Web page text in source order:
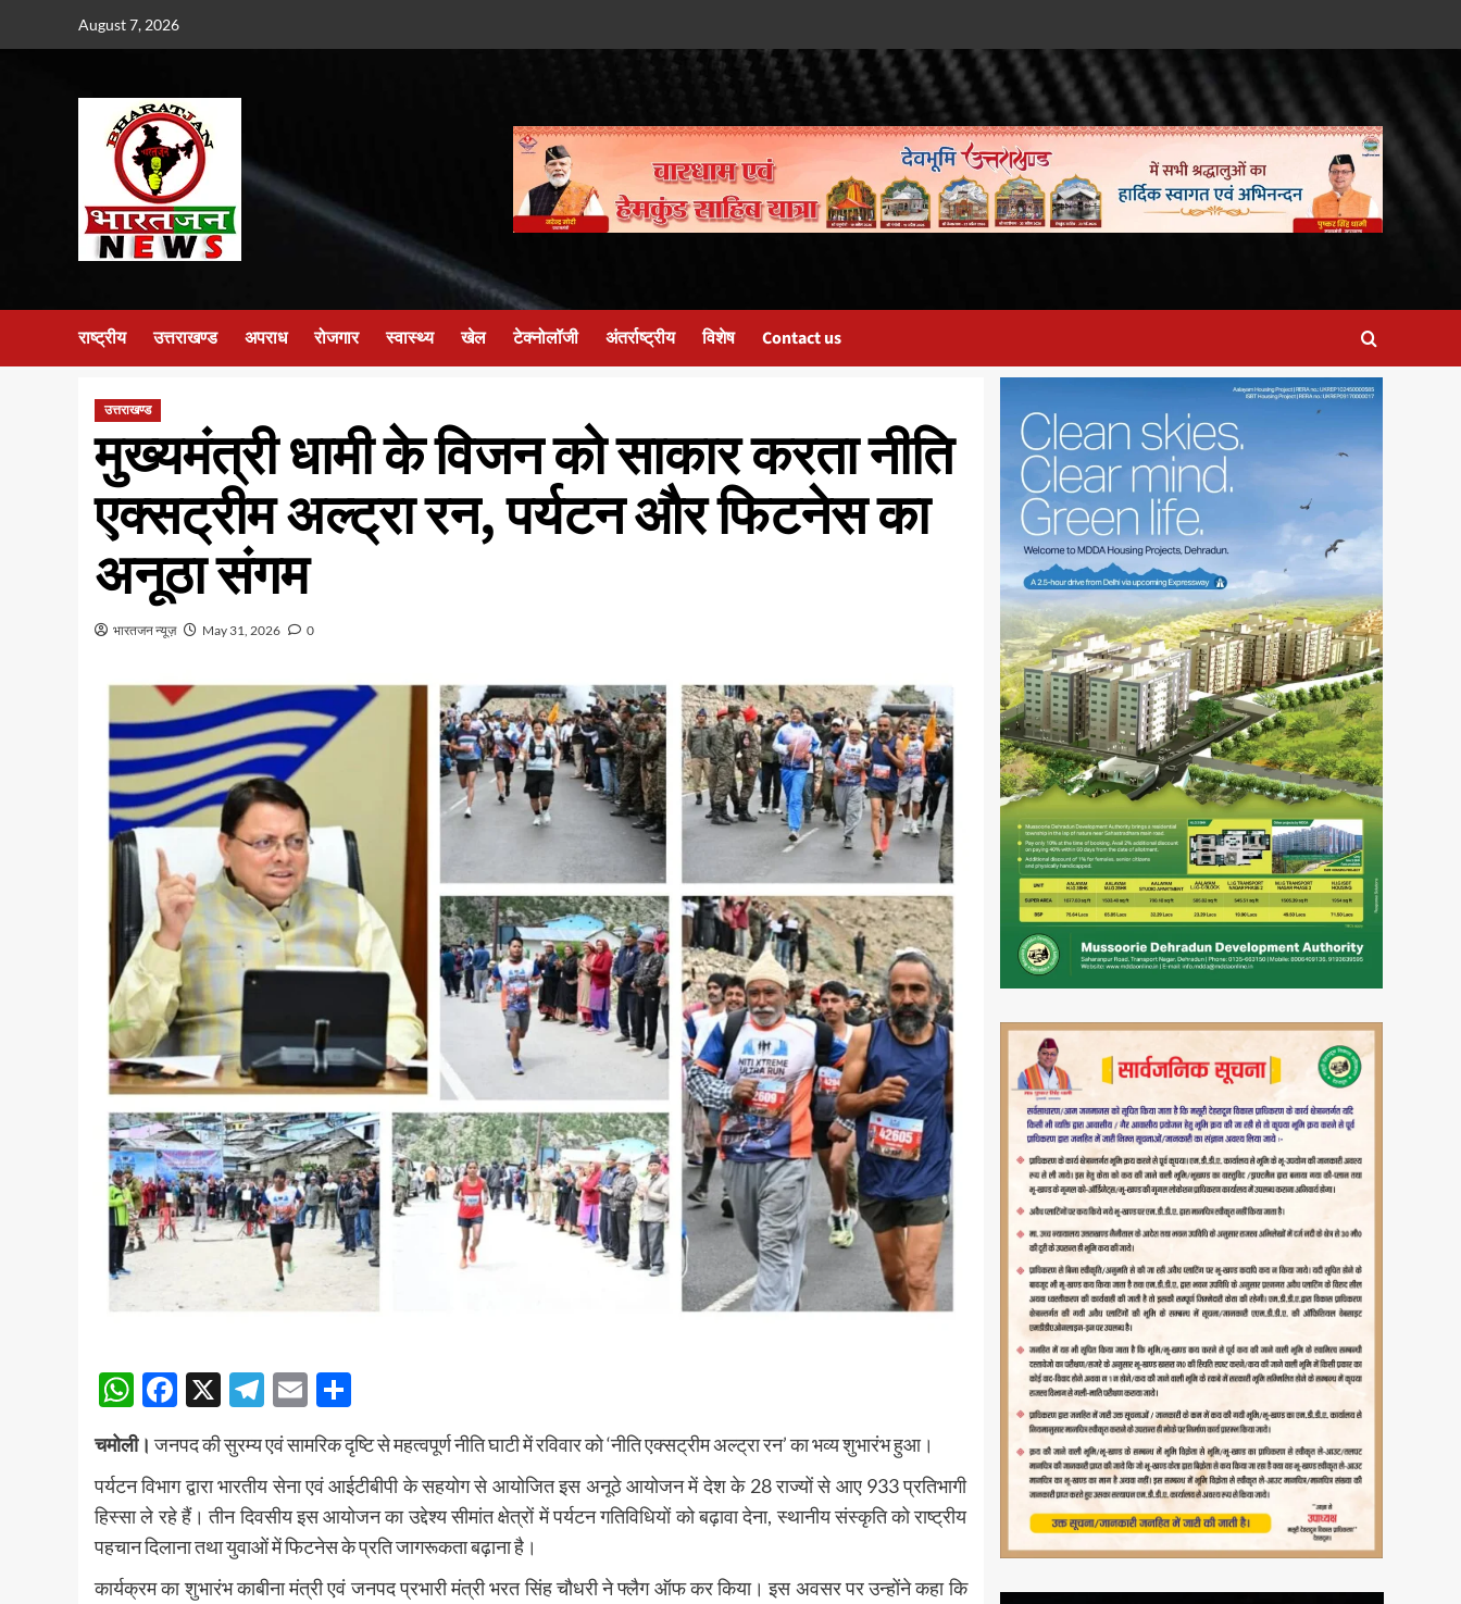
August 7, 2026
राष्ट्रीय उत्तराखण्ड अपराध रोजगार स्वास्थ्य खेल टेक्नोलॉजी अंतर्राष्ट्रीय विशेष Contact us
उत्तराखण्ड
मुख्यमंत्री धामी के विजन को साकार करता नीति
एक्सट्रीम अल्ट्रा रन, पर्यटन और फिटनेस का
अनूठा संगम
भारतजन न्यूज़ May 31, 2026 0
WhatsApp
Facebook
X Telegram
Email
चमोली। जनपद की सुरम्य एवं सामरिक दृष्टि से महत्वपूर्ण नीति घाटी में रविवार को ‘नीति एक्सट्रीम अल्ट्रा रन’ का भव्य शुभारंभ हुआ।
पर्यटन विभाग द्वारा भारतीय सेना एवं आईटीबीपी के सहयोग से आयोजित इस अनूठे आयोजन में देश के 28 राज्यों से आए 933 प्रतिभागी
हिस्सा ले रहे हैं। तीन दिवसीय इस आयोजन का उद्देश्य सीमांत क्षेत्रों में पर्यटन गतिविधियों को बढ़ावा देना, स्थानीय संस्कृति को राष्ट्रीय
पहचान दिलाना तथा युवाओं में फिटनेस के प्रति जागरूकता बढ़ाना है।
कार्यक्रम का शुभारंभ काबीना मंत्री एवं जनपद प्रभारी मंत्री भरत सिंह चौधरी ने फ्लैग ऑफ कर किया। इस अवसर पर उन्होंने कहा कि